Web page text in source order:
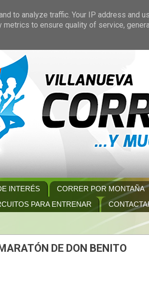
INTERÉS CORRER POR MONTAÑA
PARA ENTRENAR
DE DON BENITO
to analyze traffic. Your IP address and
to ensure quality of service,